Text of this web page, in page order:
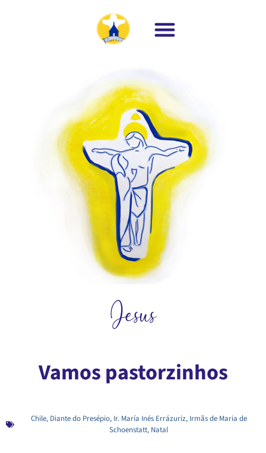
Jesus
Vamos pastorzinhos
Chile, Diante do Presépio, Ir. María Inés Errázuriz, Irmãs de Maria de
Schoenstatt, Natal